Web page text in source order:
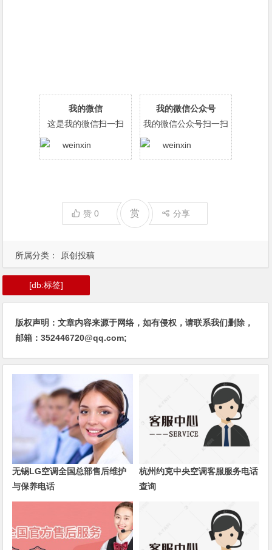
所属分类： 原创投稿
我的微信
这是我的微信扫一扫
我的微信公众号
我的微信公众号扫一扫
赞0 赏 分享
[db:标签]
版权声明：文章内容来源于网络，如有侵权，请联系我们删除，
邮箱：352446720@qq.com;
无锡LG空调全国总部售后维护
与保养电话
杭州约克中央空调客服服务电话
查询